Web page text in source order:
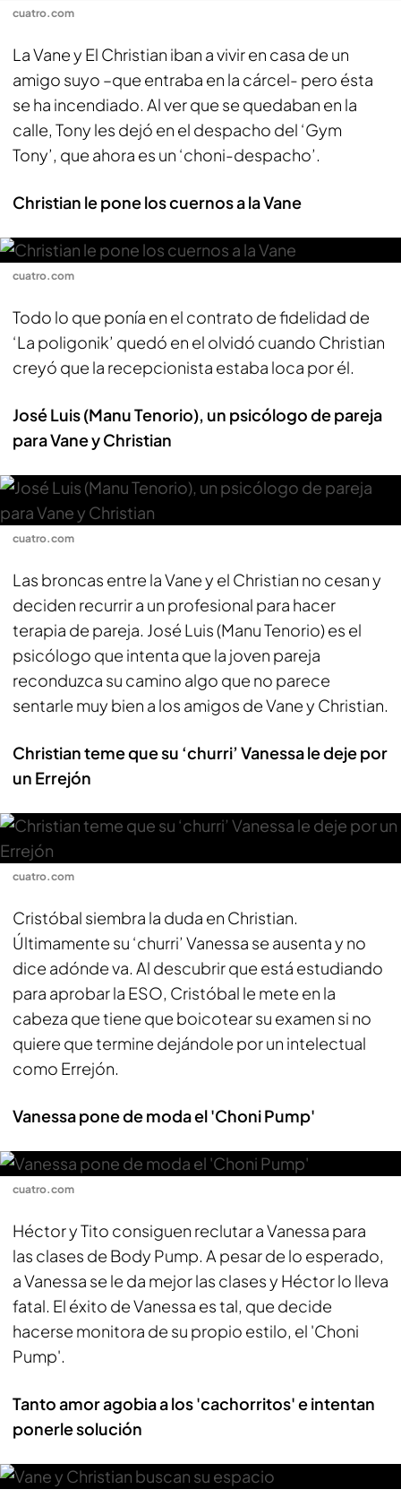
cuatro.com
La Vane y El Christian iban a vivir en casa de un
amigo suyo –que entraba en la cárcel- pero ésta
se ha incendiado. Al ver que se quedaban en la
calle, Tony les dejó en el despacho del ‘Gym
Tony’, que ahora es un ‘choni-despacho’.
Christian le pone los cuernos a la Vane
cuatro.com
Todo lo que ponía en el contrato de fidelidad de
‘La poligonik’ quedó en el olvidó cuando Christian
creyó que la recepcionista estaba loca por él.
José Luis (Manu Tenorio), un psicólogo de pareja
para Vane y Christian
cuatro.com
Las broncas entre la Vane y el Christian no cesan y
deciden recurrir a un profesional para hacer
terapia de pareja. José Luis (Manu Tenorio) es el
psicólogo que intenta que la joven pareja
reconduzca su camino algo que no parece
sentarle muy bien a los amigos de Vane y Christian.
Christian teme que su ‘churri’ Vanessa le deje por
un Errejón
cuatro.com
Cristóbal siembra la duda en Christian.
Últimamente su ‘churri’ Vanessa se ausenta y no
dice adónde va. Al descubrir que está estudiando
para aprobar la ESO, Cristóbal le mete en la
cabeza que tiene que boicotear su examen si no
quiere que termine dejándole por un intelectual
como Errejón.
Vanessa pone de moda el 'Choni Pump'
cuatro.com
Héctor y Tito consiguen reclutar a Vanessa para
las clases de Body Pump. A pesar de lo esperado,
a Vanessa se le da mejor las clases y Héctor lo lleva
fatal. El éxito de Vanessa es tal, que decide
hacerse monitora de su propio estilo, el 'Choni
Pump'.
Tanto amor agobia a los 'cachorritos' e intentan
ponerle solución